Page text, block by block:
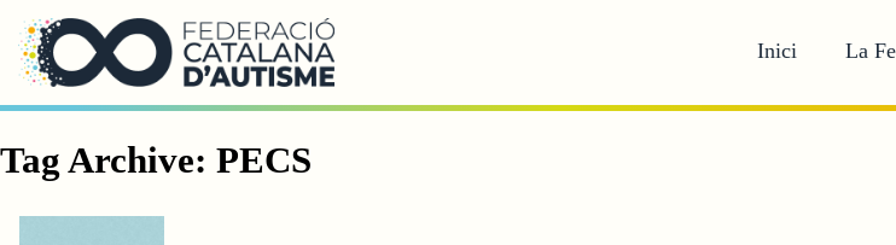
Saltar al contingut principal
Inici La
Tag Archive: PECS